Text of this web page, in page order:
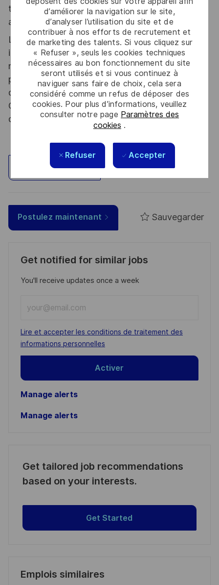
d’améliorer la navigation sur le site,
d’analyser l’utilisation du site et de
contribuer à nos efforts de recrutement et
de marketing des talents. Si vous cliquez sur
« Refuser », seuls les cookies techniques
nécessaires au bon fonctionnement du site
seront utilisés et si vous continuez à
naviguer sans faire de choix, cela sera
considéré comme un refus de déposer des
cookies. Pour plus d’informations, veuillez
consulter notre page Paramètres des
cookies .
Refuser Accepter
tous les talents. La diversité est notre meilleur
atout. Postulez et rejoignez nous !
Le poste pouvant nécessiter d'accéder à des
informations relevant du secret de la défense
nationale, la personne retenue fera l'objet d'une
procédure d’habilitation, conformément aux
dispositions des articles R.2311-1 et suivants du
Code de la défense et de l’IGI 1300 SGDSN/PSE
du 09 août 2021.
Explorez un site
Postulez maintenant Sauvegarder
Get notified for similar jobs
You'll receive updates once a week
Email
address
(Required)
Required
Lire et accepter les conditions de traitement des
informations personnelles
Activer
Manage alerts
Manage alerts
Get tailored job recommendations
based on your interests.
Get Started
Emplois similaires